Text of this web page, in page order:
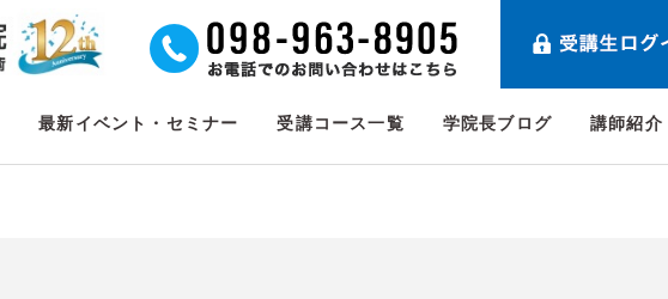
最新イベント・セミナー 受講コース一覧 学院長ブログ 講師紹介